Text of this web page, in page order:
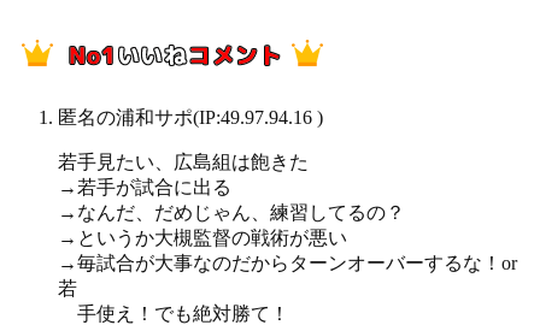
匿名の浦和サポ(IP:49.97.94.16 )
若手見たい、広島組は飽きた
→若手が試合に出る
→なんだ、だめじゃん、練習してるの？
→というか大槻監督の戦術が悪い
→毎試合が大事なのだからターンオーバーするな！or
若
手使え！でも絶対勝て！